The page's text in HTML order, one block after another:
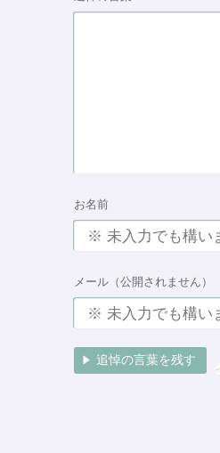
お名前
メール（公開されません）